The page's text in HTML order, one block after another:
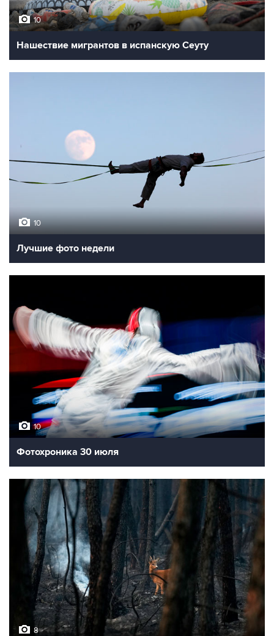
10
Нашествие мигрантов в испанскую Сеуту
10
Лучшие фото недели
10
Фотохроника 30 июля
8